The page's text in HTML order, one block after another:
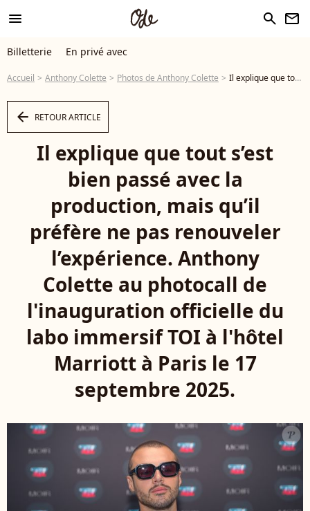
menu search newsletter
Billetterie En privé avec
Accueil Anthony Colette Photos de Anthony Colette Il explique que tout s’est bien passé avec la production, mais qu’il préfère ne pas renouveler l’expérience. Anthony Colette au photocall de l'inauguration officielle du labo immersif TOI à l'hôtel Marriott à Paris le 17 septembre 2025. © Florian Lavielle / Bestimage - Photo
arrow_left RETOUR ARTICLE
Il explique que tout s’est
bien passé avec la
production, mais qu’il
préfère ne pas renouveler
l’expérience. Anthony
Colette au photocall de
l'inauguration officielle du
labo immersif TOI à l'hôtel
Marriott à Paris le 17
septembre 2025.